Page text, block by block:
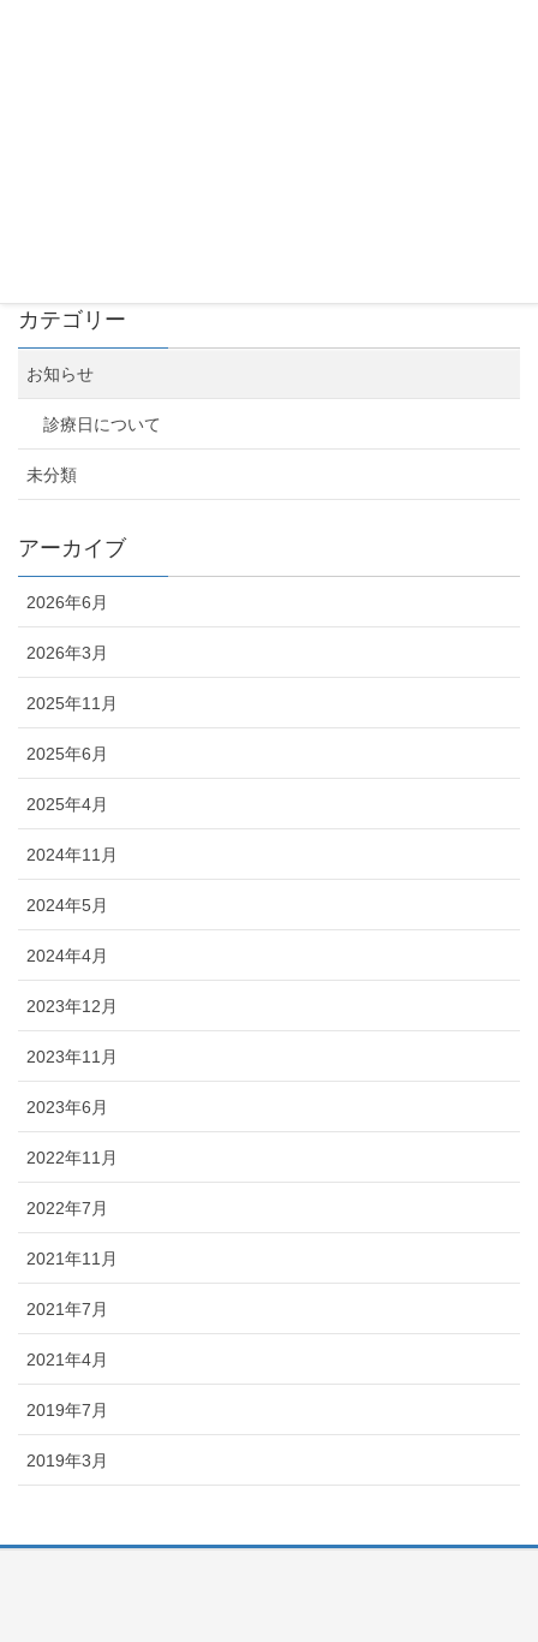
カテゴリー
お知らせ
診療日について
未分類
アーカイブ
2026年6月
2026年3月
2025年11月
2025年6月
2025年4月
2024年11月
2024年5月
2024年4月
2023年12月
2023年11月
2023年6月
2022年11月
2022年7月
2021年11月
2021年7月
2021年4月
2019年7月
2019年3月